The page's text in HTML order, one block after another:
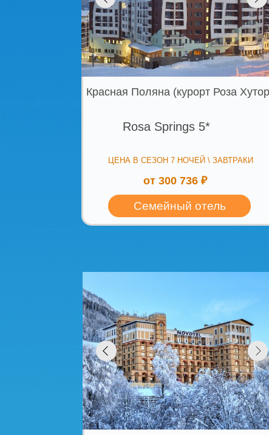
ЦЕНА В СЕЗОН 7 НОЧЕЙ \ ЗАВТРАКИ
от 300 736 ₽
Семейный отель
Krasnaya Polyana 5*
от 169 140 ₽
Семейный отель
ЦЕНА В СЕЗОН 7 НОЧЕЙ \ ЗАВТРАКИ